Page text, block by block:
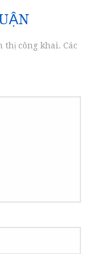
thị công khai. Các